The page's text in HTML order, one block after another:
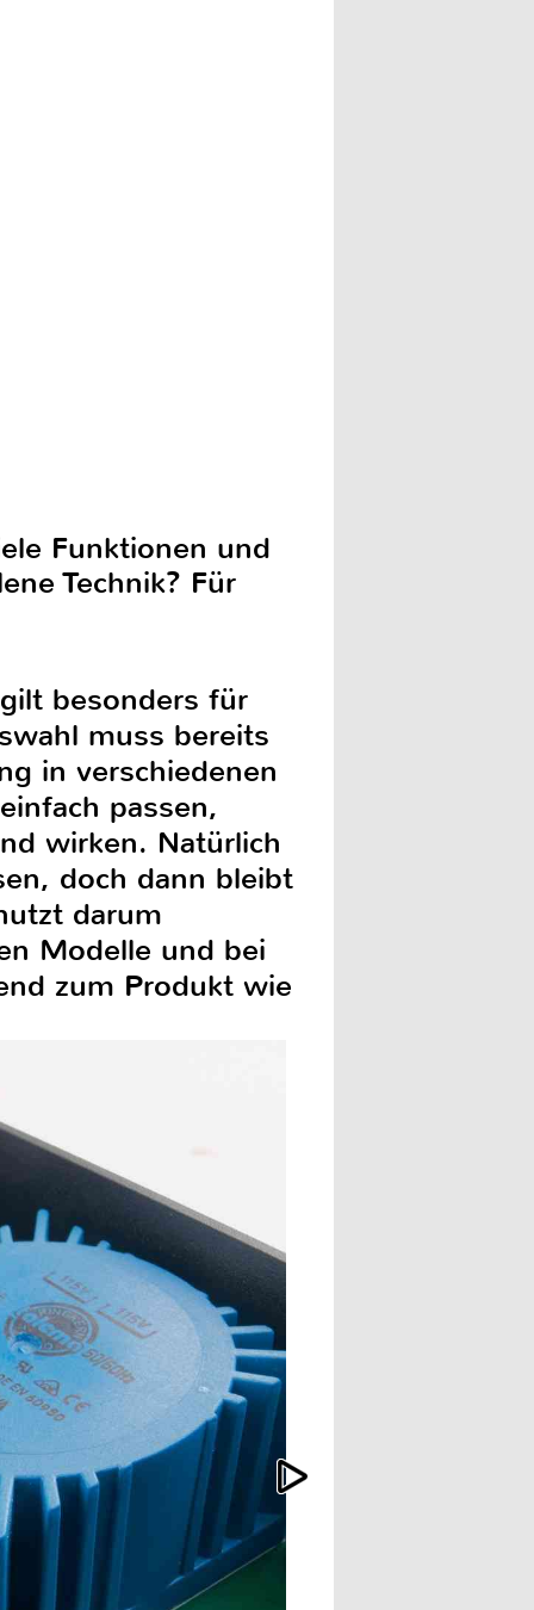
Funktionen und
Technik? Für
besonders für
muss bereits
in verschiedenen
passen,
wirken. Natürlich
doch dann bleibt
darum
Modelle und bei
zum Produkt wie